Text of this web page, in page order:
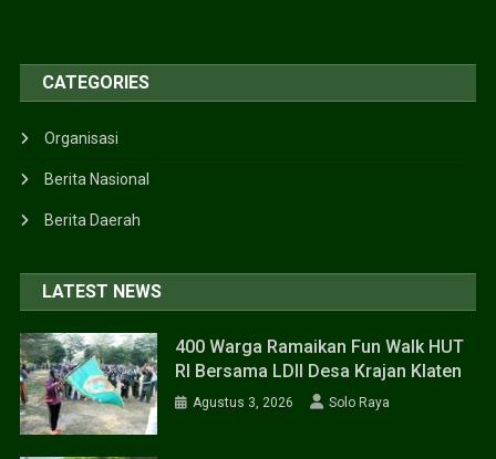
CATEGORIES
Organisasi
Berita Nasional
Berita Daerah
LATEST NEWS
400 Warga Ramaikan Fun Walk HUT
RI Bersama LDII Desa Krajan Klaten
Agustus 3, 2026 Solo Raya